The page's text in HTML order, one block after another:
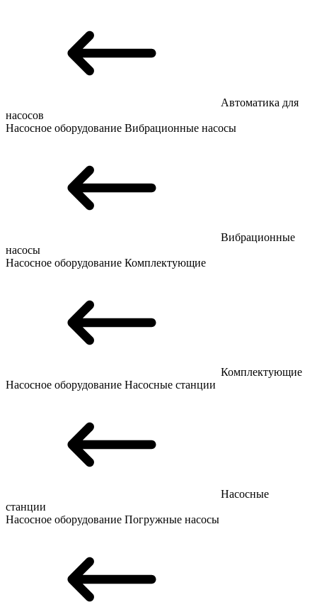
Автоматика для
насосов
Насосное оборудование Вибрационные насосы
Вибрационные
насосы
Насосное оборудование Комплектующие
Комплектующие
Насосное оборудование Насосные станции
Насосные
станции
Насосное оборудование Погружные насосы